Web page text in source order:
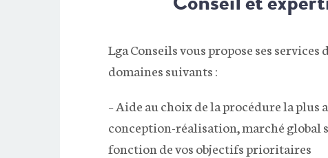
Lga Conseils vous propose ses services
domaines suivants :
– Aide au choix de la procédure la plus
conception-réalisation, marché global
fonction de vos objectifs prioritaires